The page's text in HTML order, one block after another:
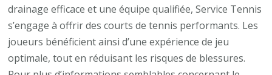
drainage efficace et une équipe qualifiée, Service Tennis
s’engage à offrir des courts de tennis performants. Les
joueurs bénéficient ainsi d’une expérience de jeu
optimale, tout en réduisant les risques de blessures.